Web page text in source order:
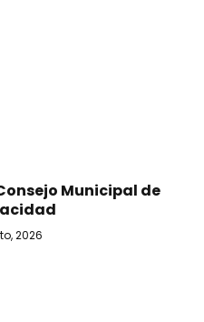
Municipal de
2026